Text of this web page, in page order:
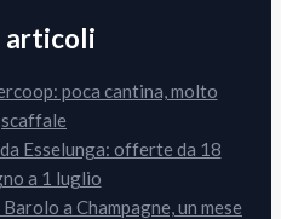
articoli
poca cantina, molto
scaffale
Esselunga: offerte da 18
a 1 luglio
a Champagne, un mese